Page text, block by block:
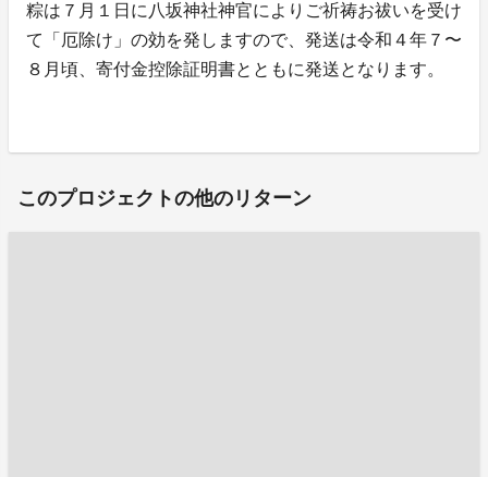
粽は７月１日に八坂神社神官によりご祈祷お祓いを受け
て「厄除け」の効を発しますので、発送は令和４年７〜
８月頃、寄付金控除証明書とともに発送となります。
このプロジェクトの他のリターン